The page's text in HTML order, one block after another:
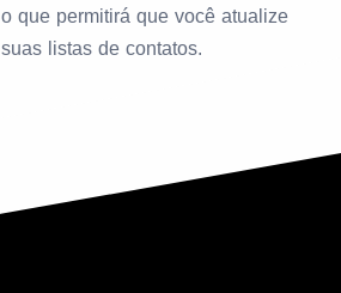
o que permitirá que você atualize
suas listas de contatos.